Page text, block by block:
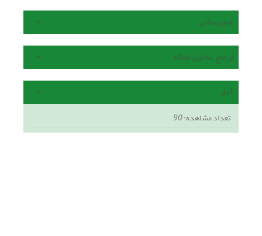
هم رسانی
ارجاع به این مقاله
آمار
تعداد مشاهده:90